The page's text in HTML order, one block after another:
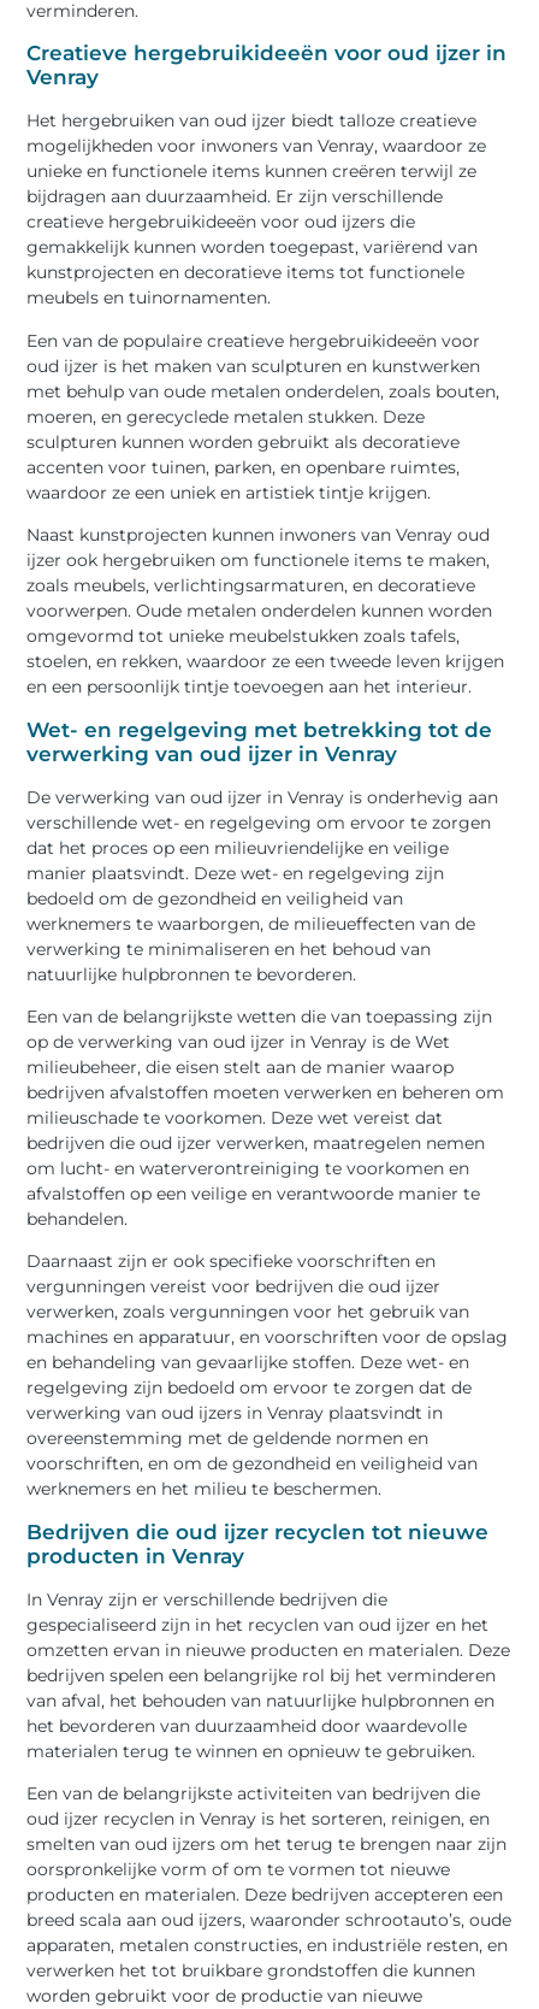
verminderen.
Creatieve hergebruikideeën voor oud ijzer in
Venray
Het hergebruiken van oud ijzer biedt talloze creatieve
mogelijkheden voor inwoners van Venray, waardoor ze
unieke en functionele items kunnen creëren terwijl ze
bijdragen aan duurzaamheid. Er zijn verschillende
creatieve hergebruikideeën voor oud ijzers die
gemakkelijk kunnen worden toegepast, variërend van
kunstprojecten en decoratieve items tot functionele
meubels en tuinornamenten.
Een van de populaire creatieve hergebruikideeën voor
oud ijzer is het maken van sculpturen en kunstwerken
met behulp van oude metalen onderdelen, zoals bouten,
moeren, en gerecyclede metalen stukken. Deze
sculpturen kunnen worden gebruikt als decoratieve
accenten voor tuinen, parken, en openbare ruimtes,
waardoor ze een uniek en artistiek tintje krijgen.
Naast kunstprojecten kunnen inwoners van Venray oud
ijzer ook hergebruiken om functionele items te maken,
zoals meubels, verlichtingsarmaturen, en decoratieve
voorwerpen. Oude metalen onderdelen kunnen worden
omgevormd tot unieke meubelstukken zoals tafels,
stoelen, en rekken, waardoor ze een tweede leven krijgen
en een persoonlijk tintje toevoegen aan het interieur.
Wet- en regelgeving met betrekking tot de
verwerking van oud ijzer in Venray
De verwerking van oud ijzer in Venray is onderhevig aan
verschillende wet- en regelgeving om ervoor te zorgen
dat het proces op een milieuvriendelijke en veilige
manier plaatsvindt. Deze wet- en regelgeving zijn
bedoeld om de gezondheid en veiligheid van
werknemers te waarborgen, de milieueffecten van de
verwerking te minimaliseren en het behoud van
natuurlijke hulpbronnen te bevorderen.
Een van de belangrijkste wetten die van toepassing zijn
op de verwerking van oud ijzer in Venray is de Wet
milieubeheer, die eisen stelt aan de manier waarop
bedrijven afvalstoffen moeten verwerken en beheren om
milieuschade te voorkomen. Deze wet vereist dat
bedrijven die oud ijzer verwerken, maatregelen nemen
om lucht- en waterverontreiniging te voorkomen en
afvalstoffen op een veilige en verantwoorde manier te
behandelen.
Daarnaast zijn er ook specifieke voorschriften en
vergunningen vereist voor bedrijven die oud ijzer
verwerken, zoals vergunningen voor het gebruik van
machines en apparatuur, en voorschriften voor de opslag
en behandeling van gevaarlijke stoffen. Deze wet- en
regelgeving zijn bedoeld om ervoor te zorgen dat de
verwerking van oud ijzers in Venray plaatsvindt in
overeenstemming met de geldende normen en
voorschriften, en om de gezondheid en veiligheid van
werknemers en het milieu te beschermen.
Bedrijven die oud ijzer recyclen tot nieuwe
producten in Venray
In Venray zijn er verschillende bedrijven die
gespecialiseerd zijn in het recyclen van oud ijzer en het
omzetten ervan in nieuwe producten en materialen. Deze
bedrijven spelen een belangrijke rol bij het verminderen
van afval, het behouden van natuurlijke hulpbronnen en
het bevorderen van duurzaamheid door waardevolle
materialen terug te winnen en opnieuw te gebruiken.
Een van de belangrijkste activiteiten van bedrijven die
oud ijzer recyclen in Venray is het sorteren, reinigen, en
smelten van oud ijzers om het terug te brengen naar zijn
oorspronkelijke vorm of om te vormen tot nieuwe
producten en materialen. Deze bedrijven accepteren een
breed scala aan oud ijzers, waaronder schrootauto’s, oude
apparaten, metalen constructies, en industriële resten, en
verwerken het tot bruikbare grondstoffen die kunnen
worden gebruikt voor de productie van nieuwe